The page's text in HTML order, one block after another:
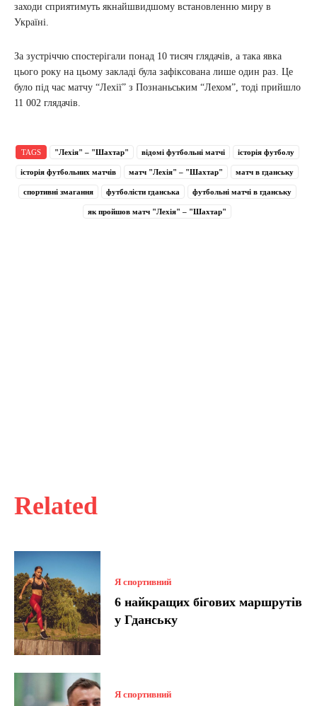
Related
Я спортивний
6 найкращих бігових маршрутів
у Гданську
Я спортивний
заходи сприятимуть якнайшвидшому встановленню миру в
Україні.
За зустріччю спостерігали понад 10 тисяч глядачів, а така явка
цього року на цьому закладі була зафіксована лише один раз. Це
було під час матчу “Лехії” з Познаньським “Лехом”, тоді прийшло
11 002 глядачів.
TAGS "Лехія" – "Шахтар" відомі футбольні матчі історія футболу
історія футбольних матчів матч "Лехія" – "Шахтар" матч в гданську
спортивні змагання футболісти гданська футбольні матчі в гданську
як пройшов матч "Лехія" – "Шахтар"